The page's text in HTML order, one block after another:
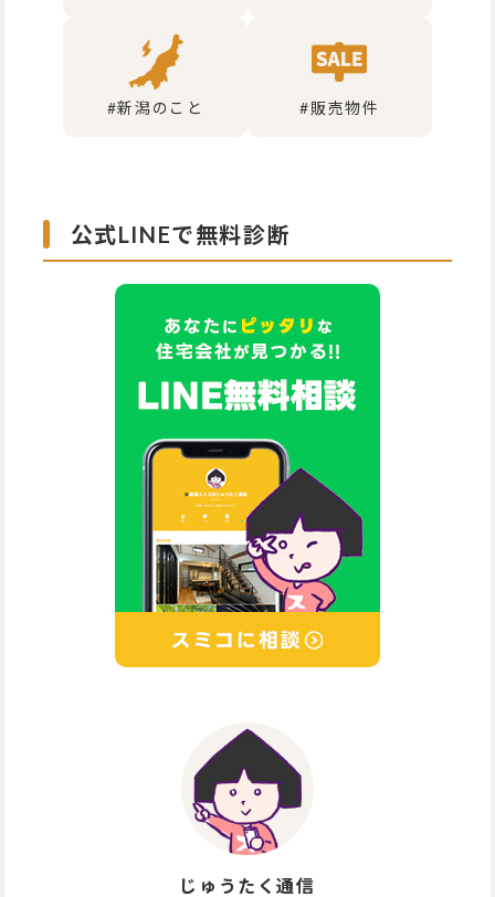
じゅうたく通信
公式LINEで無料診断
#新潟のこと #販売物件